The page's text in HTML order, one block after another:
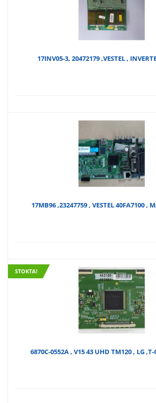
17INV05-3, 20472179 ,VESTEL ,
17MB96 ,23247759 , VESTEL 40FA7100 ,
STOKTA!
6870C-0552A , V15 43 UHD TM120 , LG